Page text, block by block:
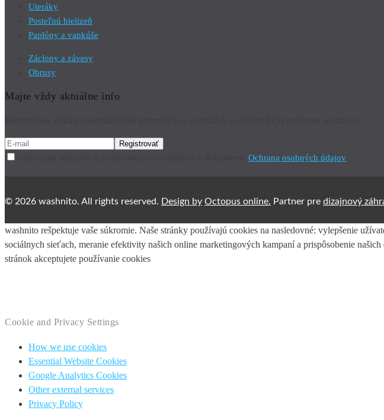
Uteráky
Posteľnú bielizeň
Paplóny a vankúše
Záclony a závesy
Obrusy
Majte vždy aktuálne info
Ochrana osobných údajov
© 2026 washnito. All rights reserved. Design by Octopus online. Partner pre dizajnový
washnito rešpektuje vaše súkromie. Naše stránky používajú cookies na nasledovné: vylepšenie
sociálnych sieťach, meranie efektivity našich online marketingových kampaní a prispôsobenie
stránok akceptujete používanie cookies
Cookie and Privacy Settings
How we use cookies
Essential Website Cookies
Google Analytics Cookies
Other external services
Privacy Policy